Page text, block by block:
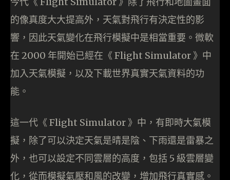
的像真度大大提高外，天氣對飛行有決定性的影
響，因此天氣變化在飛行模擬中是相當重要。微軟
在 2000 年開始已經在《 Flight Simulator 》中
加入天氣模擬，以及下載世界真實天氣資料的功
能。
這一代《 Flight Simulator 》中，有即時大氣模
擬，除了可以決定天氣是晴是陰、下雨還是雷暴之
外，也可以設定不同雲層的高度，包括 5 級雲層變
化，從而模擬氣壓和風的改變，增加飛行真實感。